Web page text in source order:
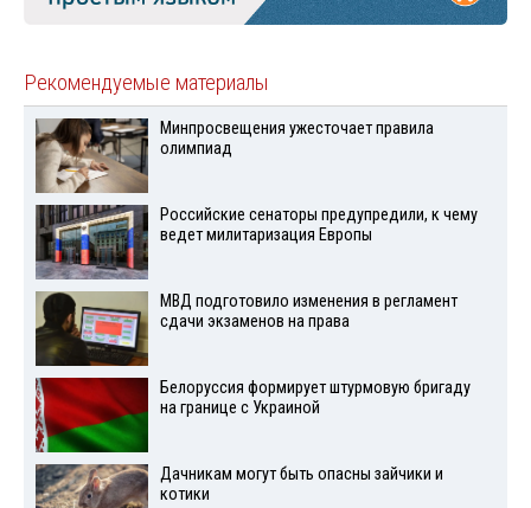
Рекомендуемые материалы
Минпросвещения ужесточает правила
олимпиад
Российские сенаторы предупредили, к чему
ведет милитаризация Европы
МВД подготовило изменения в регламент
сдачи экзаменов на права
Белоруссия формирует штурмовую бригаду
на границе с Украиной
Дачникам могут быть опасны зайчики и
котики